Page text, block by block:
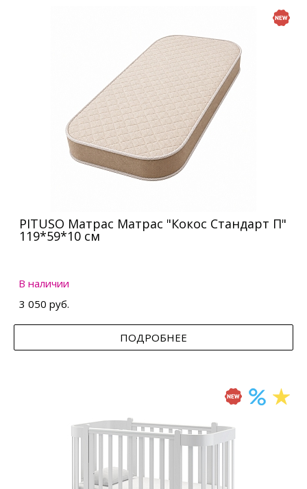
PITUSO Матрас Матрас "Кокос Стандарт П"
119*59*10 см
В наличии
3 050 руб.
ПОДРОБНЕЕ